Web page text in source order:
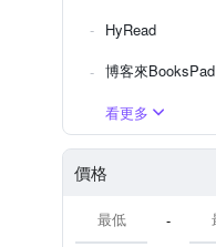
HyRead
博客來BooksPad
看更多
價格
-